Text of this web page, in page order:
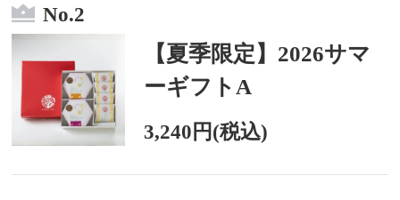
No.2
【夏季限定】2026サマ
ーギフトA
3,240円(税込)